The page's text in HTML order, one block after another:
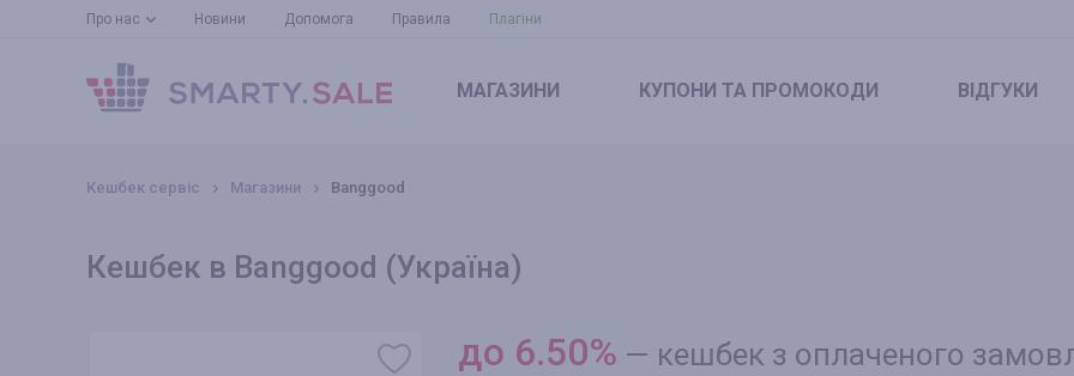
Про нас Новини Допомога Правила Плагіни
МАГАЗИНИ КУПОНИ ТА ПРОМОКОДИ ВІДГУКИ
Кешбек сервіс Магазини Banggood
Кешбек в Banggood (Україна)
до 6.50% — кешбек з оплаченого